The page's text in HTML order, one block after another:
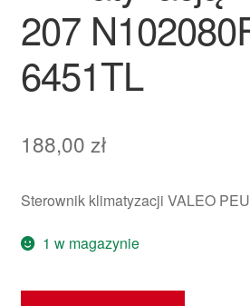
207
6451TL
188,00 zł
Sterownik klimatyzacji VALEO
1 w magazynie
ilość